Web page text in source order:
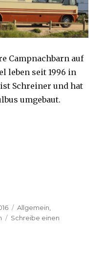
Campnachbarn auf
leben seit 1996 in
Schreiner und hat
umgebaut.
Kategorien
Allgemein
Schreibe einen